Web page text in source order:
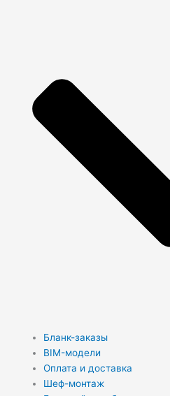
Бланк-заказы
BIM-модели
Оплата и доставка
Шеф-монтаж